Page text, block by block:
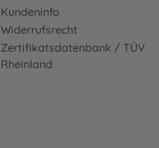
Kundeninfo
Widerrufsrecht
Zertifikatsdatenbank / TÜV
Rheinland